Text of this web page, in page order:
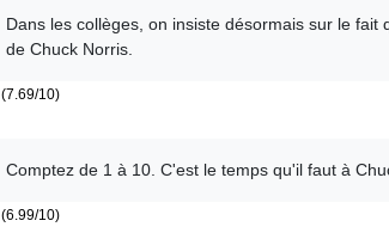
Dans les collèges, on insiste désormais sur le
de Chuck Norris.
(7.69/10)
Comptez de 1 à 10. C'est le temps qu'il faut à
(6.99/10)